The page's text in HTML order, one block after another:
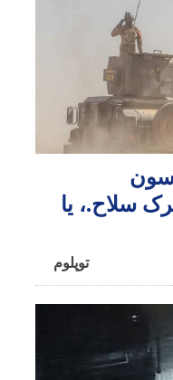
سون
سلاح.، یا
توپلوم